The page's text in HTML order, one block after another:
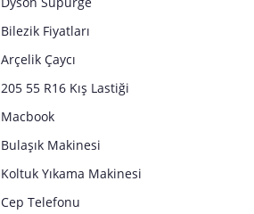
Bilezik Fiyatları
Arçelik Çaycı
205 55 R16 Kış Lastiği
Macbook
Bulaşık Makinesi
Koltuk Yıkama Makinesi
Cep Telefonu